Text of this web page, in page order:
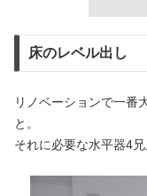
床のレベル出し
リノベーションで一番
と。
それに必要な水平器4兄